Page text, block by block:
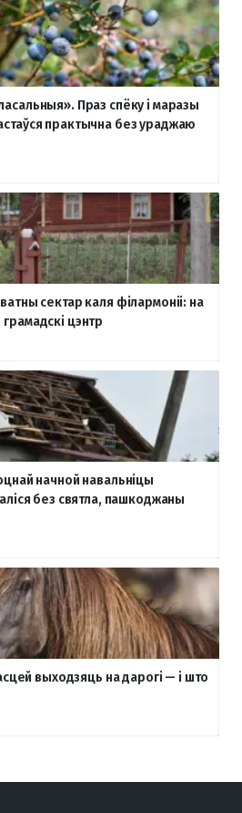
Праз спёку і маразы
практычна без ураджаю
сектар каля філармоніі: на
цэнтр
начной навальніцы
без святла, пашкоджаны
выходзяць на дарогі — і што